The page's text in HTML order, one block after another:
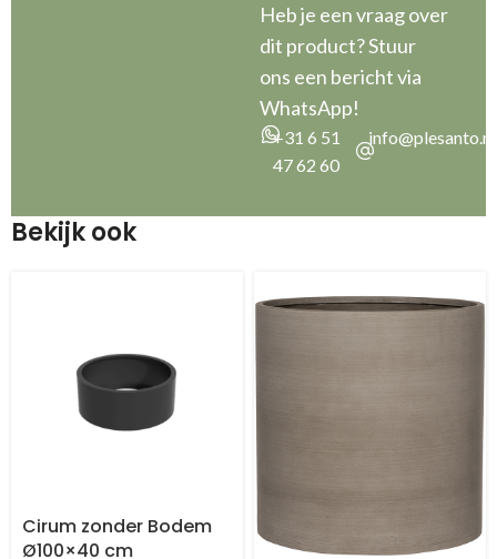
Heb je een vraag over
dit product? Stuur
ons een bericht via
WhatsApp!
+31 6 51
47 62 60
info@plesanto.nl
Bekijk ook
Cirum zonder Bodem
Ø100×40 cm